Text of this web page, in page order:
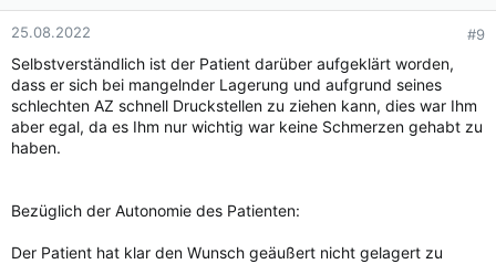
25.08.2022 #9
Selbstverständlich ist der Patient darüber aufgeklärt worden,
dass er sich bei mangelnder Lagerung und aufgrund seines
schlechten AZ schnell Druckstellen zu ziehen kann, dies war Ihm
aber egal, da es Ihm nur wichtig war keine Schmerzen gehabt zu
haben.
Bezüglich der Autonomie des Patienten:
Der Patient hat klar den Wunsch geäußert nicht gelagert zu